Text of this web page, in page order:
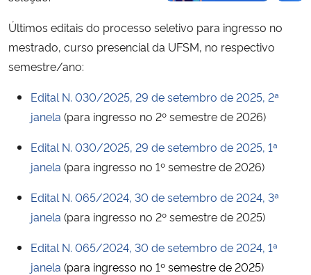
Últimos editais do processo seletivo para ingresso no
mestrado, curso presencial da UFSM, no respectivo
semestre/ano:
Edital N. 030/2025, 29 de setembro de 2025, 2ª
janela (para ingresso no 2º semestre de 2026)
Edital N. 030/2025, 29 de setembro de 2025, 1ª
janela (para ingresso no 1º semestre de 2026)
Edital N. 065/2024, 30 de setembro de 2024, 3ª
janela (para ingresso no 2º semestre de 2025)
Edital N. 065/2024, 30 de setembro de 2024, 1ª
janela (para ingresso no 1º semestre de 2025)